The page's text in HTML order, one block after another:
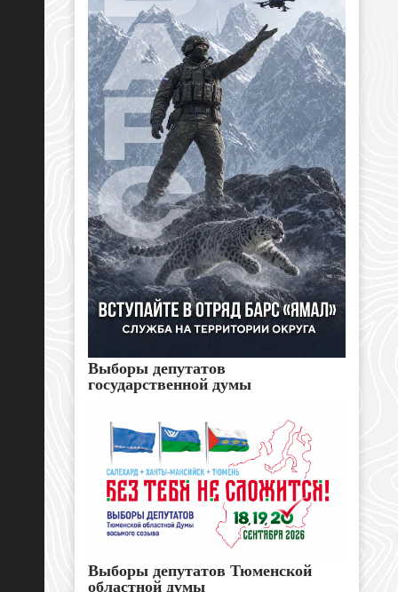
Выборы депутатов
государственной думы
Выборы депутатов Тюменской
областной думы